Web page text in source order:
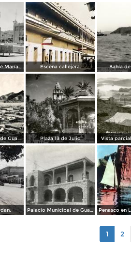
Monumento a José María Yáñez Escena callejera. Bahía
Vista panorámica de Guaymas Plaza 13 de Julio Vista
Palacio Municipal de Guaymas
1 2